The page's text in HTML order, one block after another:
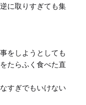
に取りすぎても集
をしようとしても
たらふく食べた直
すぎでもいけない